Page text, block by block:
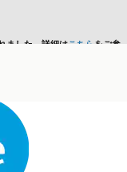
ました。詳細はこちら をご参